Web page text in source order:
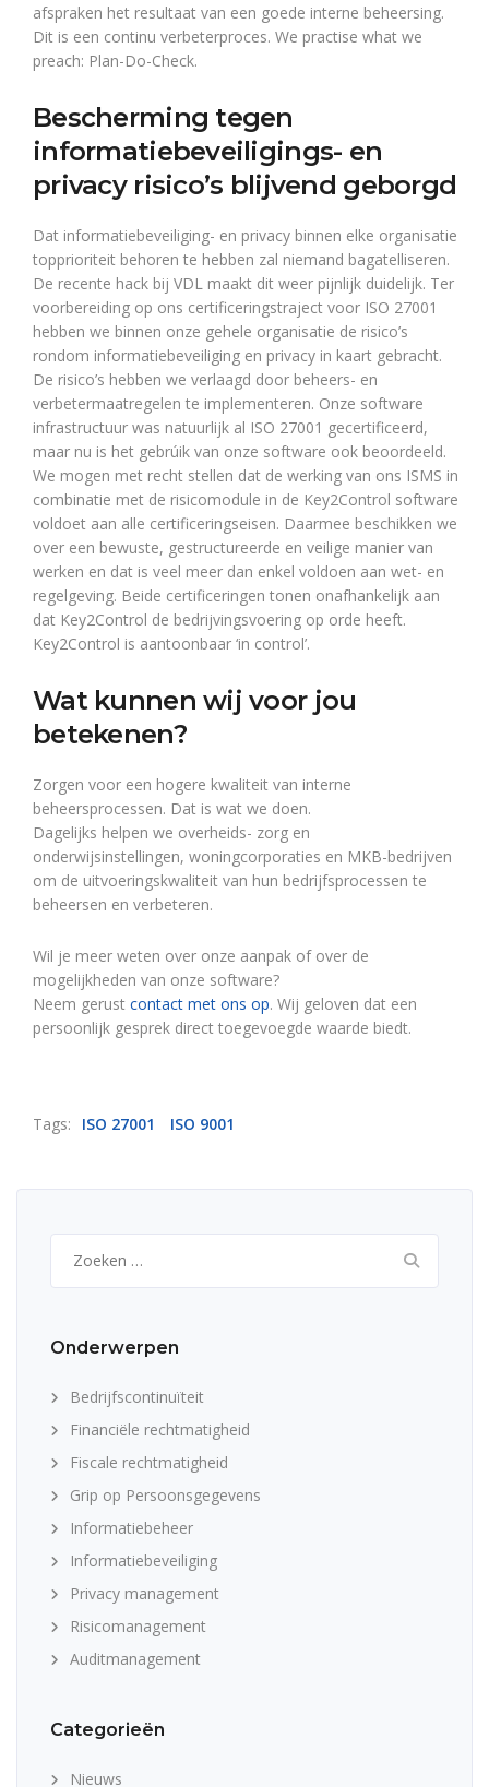
afspraken het resultaat van een goede interne beheersing.
Dit is een continu verbeterproces. We practise what we
preach: Plan-Do-Check.
Bescherming tegen
informatiebeveiligings- en
privacy risico’s blijvend geborgd
Dat informatiebeveiliging- en privacy binnen elke organisatie
topprioriteit behoren te hebben zal niemand bagatelliseren.
De recente hack bij VDL maakt dit weer pijnlijk duidelijk. Ter
voorbereiding op ons certificeringstraject voor ISO 27001
hebben we binnen onze gehele organisatie de risico’s
rondom informatiebeveiliging en privacy in kaart gebracht.
De risico’s hebben we verlaagd door beheers- en
verbetermaatregelen te implementeren. Onze software
infrastructuur was natuurlijk al ISO 27001 gecertificeerd,
maar nu is het gebrúik van onze software ook beoordeeld.
We mogen met recht stellen dat de werking van ons ISMS in
combinatie met de risicomodule in de Key2Control software
voldoet aan alle certificeringseisen. Daarmee beschikken we
over een bewuste, gestructureerde en veilige manier van
werken en dat is veel meer dan enkel voldoen aan wet- en
regelgeving. Beide certificeringen tonen onafhankelijk aan
dat Key2Control de bedrijvingsvoering op orde heeft.
Key2Control is aantoonbaar ‘in control’.
Wat kunnen wij voor jou
betekenen?
Zorgen voor een hogere kwaliteit van interne
beheersprocessen. Dat is wat we doen.
Dagelijks helpen we overheids- zorg en
onderwijsinstellingen, woningcorporaties en MKB-bedrijven
om de uitvoeringskwaliteit van hun bedrijfsprocessen te
beheersen en verbeteren.
Wil je meer weten over onze aanpak of over de
mogelijkheden van onze software?
Neem gerust contact met ons op. Wij geloven dat een
persoonlijk gesprek direct toegevoegde waarde biedt.
Tags: ISO 27001 ISO 9001
naar:
Onderwerpen
Bedrijfscontinuïteit
Financiële rechtmatigheid
Fiscale rechtmatigheid
Grip op Persoonsgegevens
Informatiebeheer
Informatiebeveiliging
Privacy management
Risicomanagement
Auditmanagement
Categorieën
Nieuws